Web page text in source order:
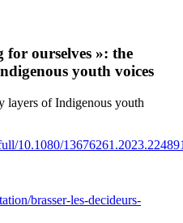
for ourselves »: the
youth voices
layers of Indigenous youth
10.1080/
brasser-les-decideurs-